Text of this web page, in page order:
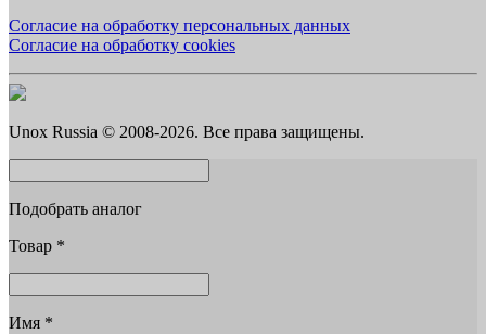
Согласие на обработку персональных данных
Согласие на обработку cookies
Unox Russia © 2008-2026. Все права защищены.
Подобрать аналог
Товар *
Имя *